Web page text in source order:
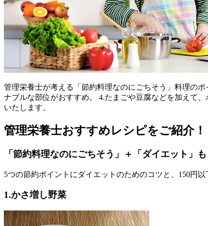
管理栄養士が考える「節約料理なのにごちそう」料理の
ナブルな部位がおすすめ。 4.たまごや豆腐などを加えて
いたします。
管理栄養士おすすめレシピをご紹介！
「節約料理なのにごちそう」＋「ダイエット」も
5つの節約ポイントにダイエットのためのコツと、150円
1.かさ増し野菜